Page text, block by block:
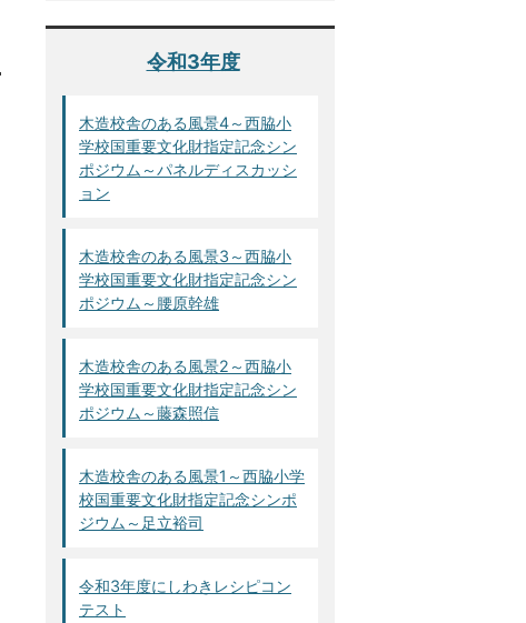
令和3年度
木造校舎のある風景4～西脇小
学校国重要文化財指定記念シン
ポジウム～パネルディスカッシ
ョン
木造校舎のある風景3～西脇小
学校国重要文化財指定記念シン
ポジウム～腰原幹雄
木造校舎のある風景2～西脇小
学校国重要文化財指定記念シン
ポジウム～藤森照信
木造校舎のある風景1～西脇小学
校国重要文化財指定記念シンポ
ジウム～足立裕司
令和3年度にしわきレシピコン
テスト